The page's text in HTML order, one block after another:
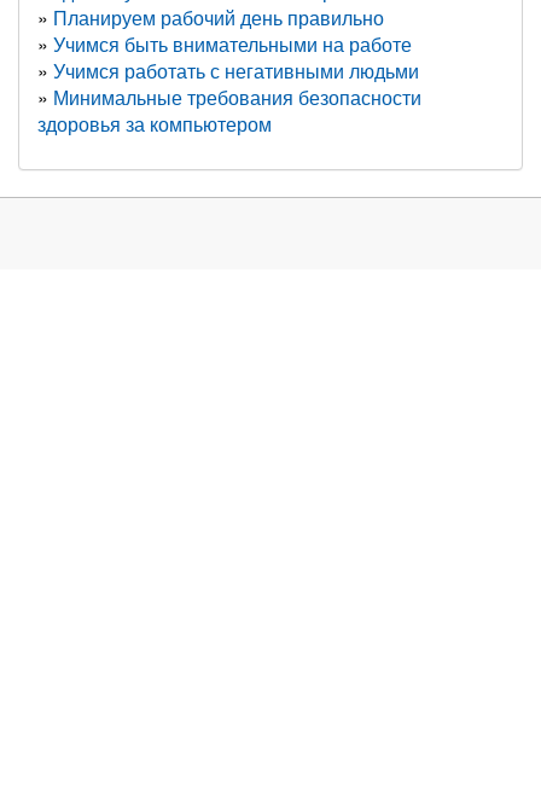
Планируем рабочий день правильно
Учимся быть внимательными на работе
Учимся работать с негативными людьми
Минимальные требования безопасности
здоровья за компьютером